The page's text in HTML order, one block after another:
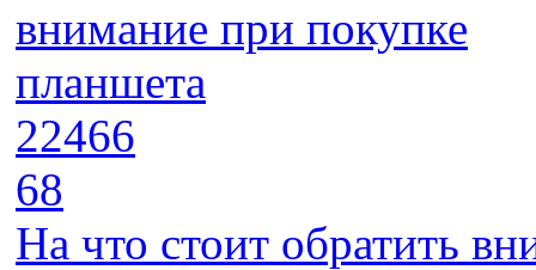
22466
68
На что стоит обратить